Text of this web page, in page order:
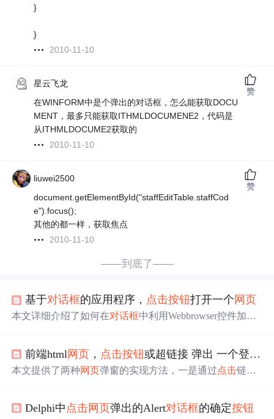
}
}
2010-11-10
星云飞龙
在WINFORM中是个弹出的对话框，怎么能获取DOCU
MENT，最多只能获取ITHMLDOCUMENE2，代码是
从ITHMLDOCUME2获取的
2010-11-10
赞
liuwei2500
document.getElementById("staffEditTable.staffCod
e").focus();
其他的都一样，获取焦点
2010-11-10
赞
——到底了——
基于对话框的应用程序， 点击按钮打开一个 网页
本文详细介绍了如何在对话框中利用Webbrowser控件加载
nt()和OnSize()函数，使Webbrowser控件能够响应对话框的
大小变化。最后，通过按钮点击事件调用该对话框，展示
前端html 网页 ， 点击按钮或超链接 弹出 一个登陆的div窗口或者
本文提供了两种网页弹窗的实现方法，一是通过点击链接
开发人员学习和应用。
Delphi中 点击网页弹出的Alert对话框的确定按钮